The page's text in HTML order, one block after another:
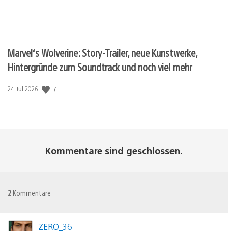
Marvel‘s Wolverine: Story-Trailer, neue Kunstwerke,
Hintergründe zum Soundtrack und noch viel mehr
Veröffentlichungsdatum:
24. Jul 2026 7
Kommentare sind geschlossen.
2 Kommentare
ZERO_36